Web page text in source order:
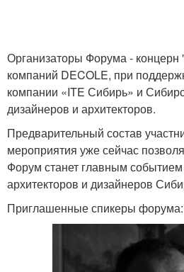
Организаторы Форума - концерн
компаний DECOLE, при
компании «ITE Сибирь» и
дизайнеров и архитекторов.
Предварительный состав
мероприятия уже сейчас
Форум станет главным
архитекторов и дизайнеров
Приглашенные спикеры